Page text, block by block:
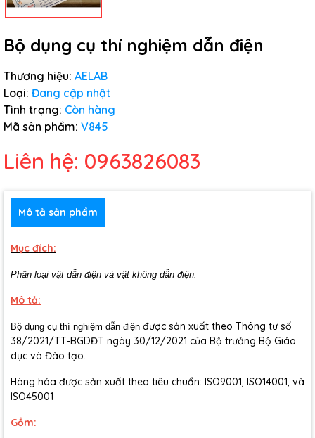
Bộ dụng cụ thí nghiệm dẫn điện
Thương hiệu: AELAB
Loại: Đang cập nhật
Tình trạng: Còn hàng
Mã sản phẩm: V845
Liên hệ: 0963826083
Mô tả sản phẩm
Mục đích:
Phân loại vật dẫn điện và vật không dẫn điện.
Mô tả:
Bộ dụng cụ thí nghiệm dẫn điện được sản xuất theo Thông tư số
38/2021/TT-BGDĐT ngày 30/12/2021 của Bộ trưởng Bộ Giáo
dục và Đào tạo.
Hàng hóa được sản xuất theo tiêu chuẩn: ISO9001, ISO14001, và
ISO45001
Gồm: